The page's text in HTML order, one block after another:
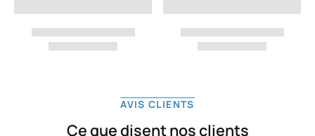
AVIS CLIENTS
Ce que disent nos clients